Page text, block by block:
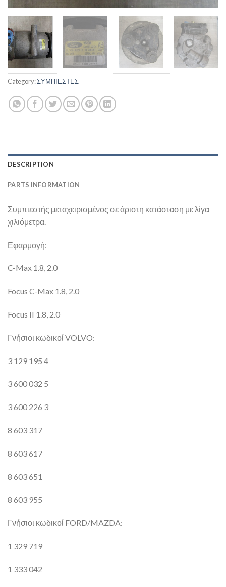
Category:ΣΥΜΠΙΕΣΤΕΣ
DESCRIPTION
PARTS INFORMATION
Συμπιεστής μεταχειρισμένος σε άριστη κατάσταση με λίγα
χιλιόμετρα.
Εφαρμογή:
C-Max 1.8, 2.0
Focus C-Max 1.8, 2.0
Focus II 1.8, 2.0
Γνήσιοι κωδικοί VOLVO:
3 129 195 4
3 600 032 5
3 600 226 3
8 603 317
8 603 617
8 603 651
8 603 955
Γνήσιοι κωδικοί FORD/MAZDA:
1 329 719
1 333 042